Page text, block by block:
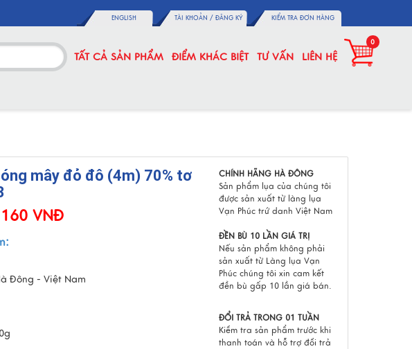
ENGLISH TÀI KHOẢN / ĐĂNG KÝ KIỂM TRA ĐƠN HÀNG
TẤT CẢ SẢN PHẨM ĐIỂM KHÁC BIỆT TƯ VẤN LIÊN HỆ
0
mây đỏ đô (4m) 70% tơ
VNĐ
Đông - Việt Nam
CHÍNH HÃNG HÀ ĐÔNG
Sản phẩm lụa của chúng tôi
được sản xuất từ làng lụa
Vạn Phúc trứ danh Việt Nam
ĐỀN BÙ 10 LẦN GIÁ TRỊ
Nếu sản phẩm không phải
sản xuất từ Làng lụa Vạn
Phúc chúng tôi xin cam kết
đền bù gấp 10 lần giá bán.
ĐỔI TRẢ TRONG 01 TUẦN
Kiểm tra sản phẩm trước khi
thanh toán và hỗ trợ đổi trả